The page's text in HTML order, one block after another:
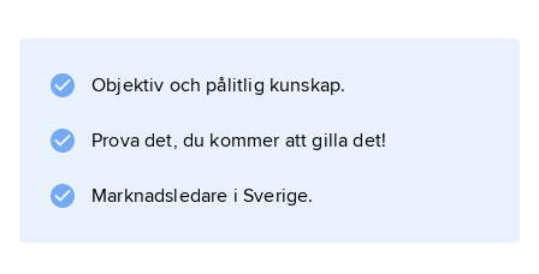
är exempel på en råglasyr. Se även
.
Objektiv och pålitlig kunskap.
Prova det, du kommer att gilla det!
Marknadsledare i Sverige.